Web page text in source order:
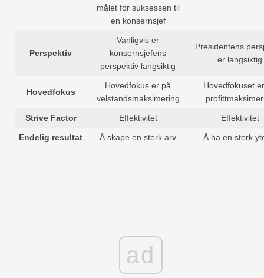
målet for suksessen til
en konsernsjef
Perspektiv
Vanligvis er
konsernsjefens
perspektiv langsiktig
Presidentens
er langsiktig
Hovedfokus
Hovedfokus er på
velstandsmaksimering
Hovedfokuset
Strive Factor Effektivitet Effektivitet
Endelig resultat Å skape en sterk arv Å ha en sterk
ad